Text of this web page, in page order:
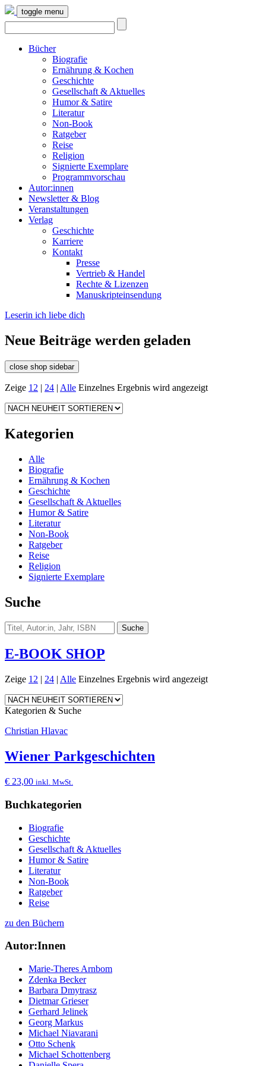
toggle menu
Bücher
Biografie
Ernährung & Kochen
Geschichte
Gesellschaft & Aktuelles
Humor & Satire
Literatur
Non-Book
Ratgeber
Reise
Religion
Signierte Exemplare
Programmvorschau
Autor:innen
Newsletter & Blog
Veranstaltungen
Verlag
Geschichte
Karriere
Kontakt
Presse
Vertrieb & Handel
Rechte & Lizenzen
Manuskripteinsendung
Leserin ich liebe dich
Neue Beiträge werden geladen
close shop sidebar
Zeige 12 | 24 | Alle Einzelnes Ergebnis wird angezeigt
Kategorien
Alle
Biografie
Ernährung & Kochen
Geschichte
Gesellschaft & Aktuelles
Humor & Satire
Literatur
Non-Book
Ratgeber
Reise
Religion
Signierte Exemplare
Suche
E-BOOK SHOP
Zeige 12 | 24 | Alle Einzelnes Ergebnis wird angezeigt
Kategorien & Suche
Christian Hlavac
Wiener Parkgeschichten
€ 23,00 inkl. MwSt.
Buchkategorien
Biografie
Geschichte
Gesellschaft & Aktuelles
Humor & Satire
Literatur
Non-Book
Ratgeber
Reise
zu den Büchern
Autor:Innen
Marie-Theres Arnbom
Zdenka Becker
Barbara Dmytrasz
Dietmar Grieser
Gerhard Jelinek
Georg Markus
Michael Niavarani
Otto Schenk
Michael Schottenberg